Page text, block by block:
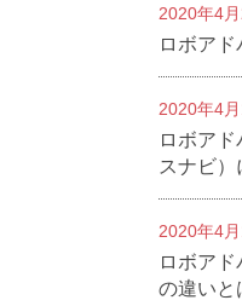
2020年4
ロボア
2020年4
ロボア
スナビ）
2020年4
ロボア
の違いと